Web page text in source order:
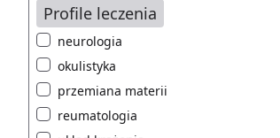
Profile leczenia
neurologia
okulistyka
przemiana materii
reumatologia